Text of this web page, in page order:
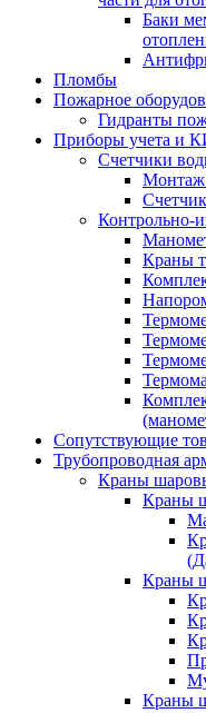
Баки
Пломбы
Пожарное
Гидранты
Приборы учета и
Счетчики
Монтаж
Контрольно-
Краны
Сопутствующие
Трубопроводная
Краны
Краны
Краны
Краны